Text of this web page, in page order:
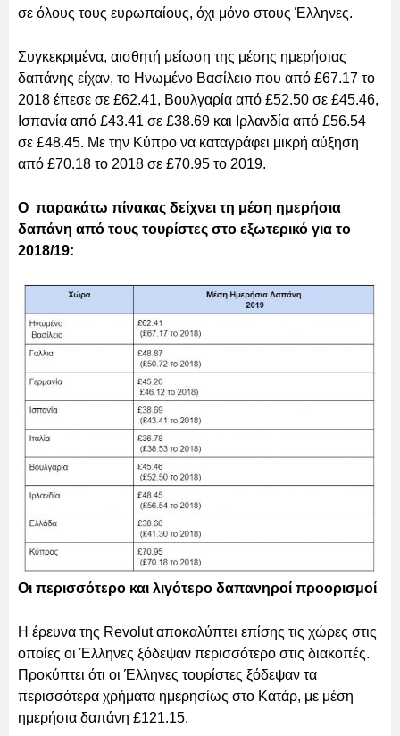
σε όλους τους ευρωπαίους, όχι μόνο στους Έλληνες.
Συγκεκριμένα, αισθητή μείωση της μέσης ημερήσιας
δαπάνης είχαν, το Ηνωμένο Βασίλειο που από £67.17 το
2018 έπεσε σε £62.41, Βουλγαρία από £52.50 σε £45.46,
Ισπανία από £43.41 σε £38.69 και Ιρλανδία από £56.54
σε £48.45. Με την Κύπρο να καταγράφει μικρή αύξηση
από £70.18 το 2018 σε £70.95 το 2019.
Ο παρακάτω πίνακας δείχνει τη μέση ημερήσια
δαπάνη από τους τουρίστες στο εξωτερικό για το
2018/19:
Οι περισσότερο και λιγότερο δαπανηροί προορισμοί
Η έρευνα της Revolut αποκαλύπτει επίσης τις χώρες στις
οποίες οι Έλληνες ξόδεψαν περισσότερο στις διακοπές.
Προκύπτει ότι οι Έλληνες τουρίστες ξόδεψαν τα
περισσότερα χρήματα ημερησίως στο Κατάρ, με μέση
ημερήσια δαπάνη £121.15.